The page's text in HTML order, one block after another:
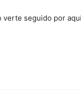
verte seguido por